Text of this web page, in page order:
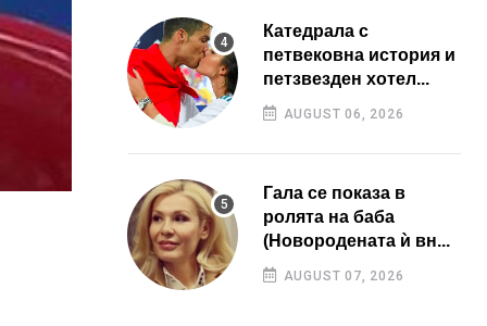
Катедрала с
петвековна история и
петзвезден хотел...
AUGUST 06, 2026
Гала се показа в
ролята на баба
(Новородената ѝ вн...
AUGUST 07, 2026